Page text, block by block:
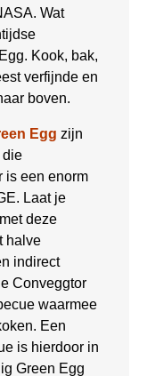
Wat
Kook, bak,
verfijnde en
boven.
Egg zijn
die
is een enorm
Laat je
deze
halve
indirect
Conveggtor
waarmee
Een
is hierdoor in
Green Egg